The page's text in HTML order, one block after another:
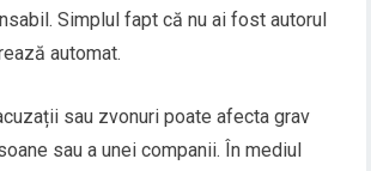
Simplul fapt că nu ai fost autorul
automat.
sau zvonuri poate afecta grav
sau a unei companii. În mediul